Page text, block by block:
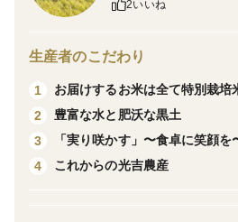
肥料はもみ殻・有機肥料を使用
除草剤も田んぼの中だけでなく
ておりません。
品種の特徴
夢しずく・・・粒は小さいです
2いいね
生産者のこだわり
1
お届けするお米は全て特別栽培
2
豊富な水と肥沃な黒土
3
「実り咲かす」〜食卓に笑顔を
4
これからの光吉農産